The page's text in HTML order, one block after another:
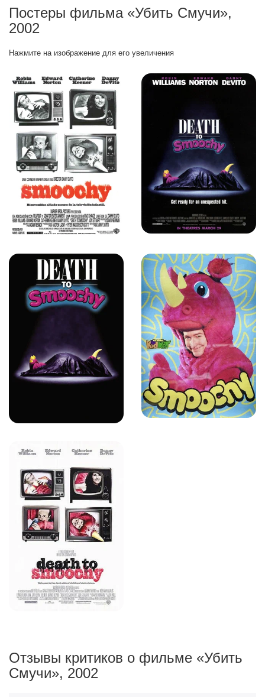
Постеры фильма «Убить Смучи»,
2002
Нажмите на изображение для его увеличения
Отзывы критиков о фильме «Убить
Смучи», 2002